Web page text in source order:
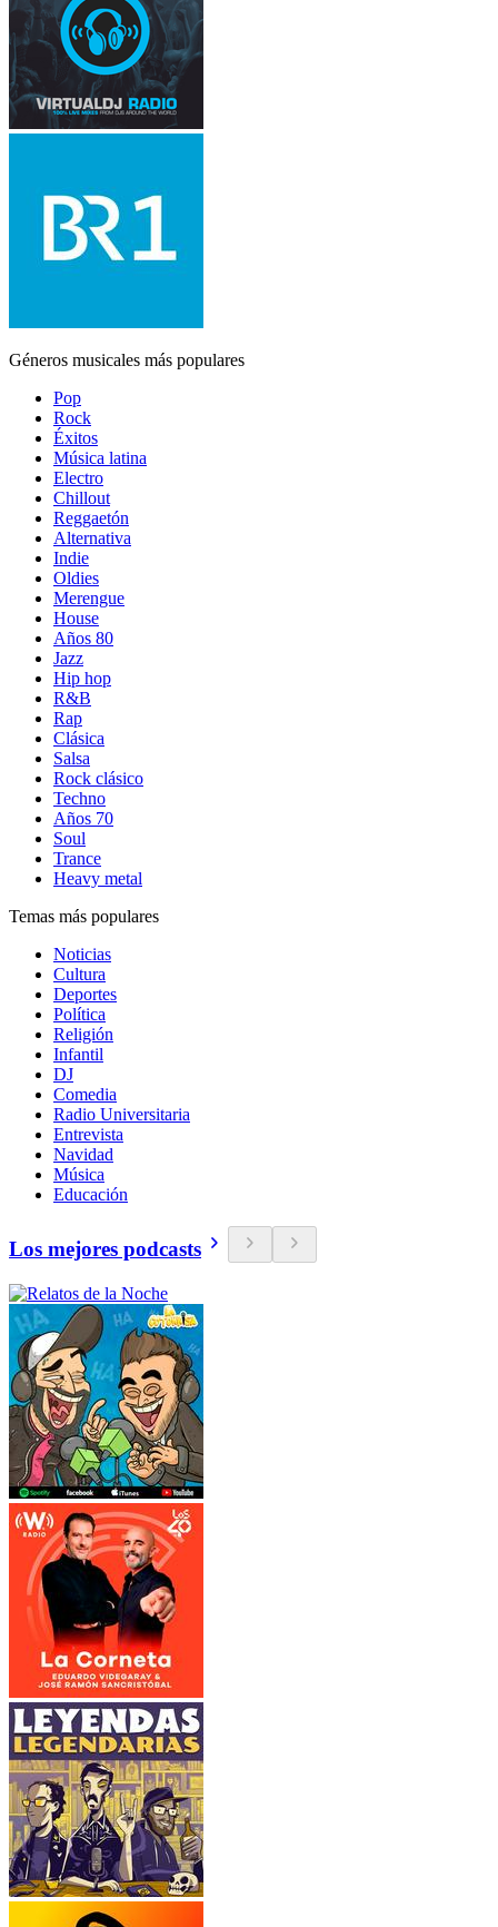
Géneros musicales más populares
Pop
Rock
Éxitos
Música latina
Electro
Chillout
Reggaetón
Alternativa
Indie
Oldies
Merengue
House
Años 80
Jazz
Hip hop
R&B
Rap
Clásica
Salsa
Rock clásico
Techno
Años 70
Soul
Trance
Heavy metal
Temas más populares
Noticias
Cultura
Deportes
Política
Religión
Infantil
DJ
Comedia
Radio Universitaria
Entrevista
Navidad
Música
Educación
Los mejores podcasts